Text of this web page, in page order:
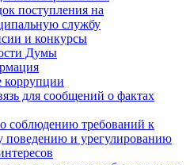
поступления на
службу
и конкурсы
Думы
коррупции
для сообщений о фактах
соблюдению требований к
поведению и урегулированию